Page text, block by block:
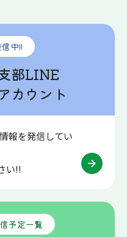
中!!
部LINE
カウント
報を発信してい
い!!
予定一覧